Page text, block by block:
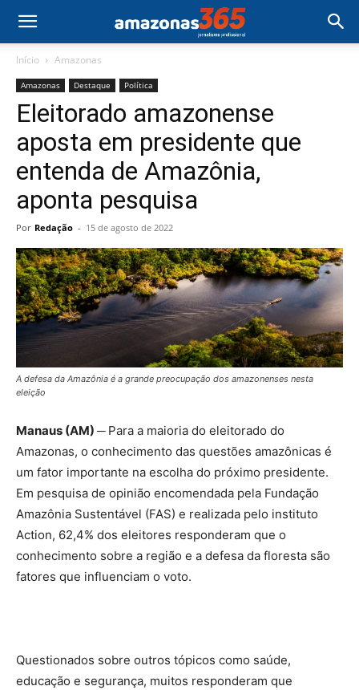
Início Amazonas
Amazonas Destaque Política
Eleitorado amazonense
aposta em presidente que
entenda de Amazônia,
aponta pesquisa
Por Redação - 15 de agosto de 2022
A defesa da Amazônia é a grande preocupação dos amazonenses nesta
eleição
Manaus (AM) ─ Para a maioria do eleitorado do
Amazonas, o conhecimento das questões amazônicas é
um fator importante na escolha do próximo presidente.
Em pesquisa de opinião encomendada pela Fundação
Amazônia Sustentável (FAS) e realizada pelo instituto
Action, 62,4% dos eleitores responderam que o
conhecimento sobre a região e a defesa da floresta são
fatores que influenciam o voto.
Questionados sobre outros tópicos como saúde,
educação e segurança, muitos responderam que